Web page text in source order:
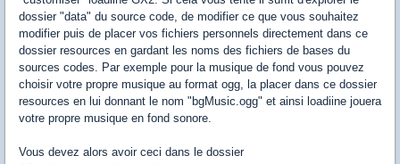
dossier "data" du source code, de modifier ce que vous souhaitez
modifier puis de placer vos fichiers personnels directement dans ce
dossier resources en gardant les noms des fichiers de bases du
sources codes. Par exemple pour la musique de fond vous pouvez
choisir votre propre musique au format ogg, la placer dans ce dossier
resources en lui donnant le nom "bgMusic.ogg" et ainsi loadiine jouera
votre propre musique en fond sonore.
Vous devez alors avoir ceci dans le dossier